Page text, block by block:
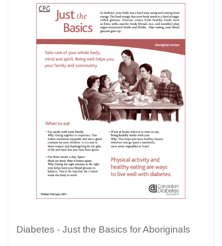
Diabetes - Just the Basics for Aboriginals